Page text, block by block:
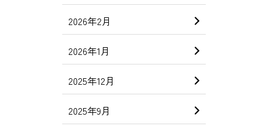
2026年2月
2026年1月
2025年12月
2025年9月